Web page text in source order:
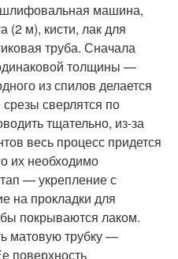
машина,
(2 м), кисти, лак для
труба. Сначала
толщины —
из спилов делается
сверлятся по
тщательно, из-за
весь процесс придется
их необходимо
— укрепление с
на прокладки для
покрываются лаком.
матовую трубку —
поверхность